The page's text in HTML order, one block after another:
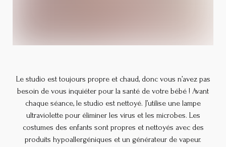
Le studio est toujours propre et chaud, donc vous n’avez pas
besoin de vous inquiéter pour la santé de votre bébé ! Avant
chaque séance, le studio est nettoyé. J’utilise une lampe
ultraviolette pour éliminer les virus et les microbes. Les
costumes des enfants sont propres et nettoyés avec des
produits hypoallergéniques et un générateur de vapeur.